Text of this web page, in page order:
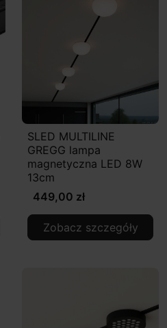
SLED MULTILINE
GREGG lampa
magnetyczna LED 8W
13cm
449,00 zł
Zobacz szczegóły